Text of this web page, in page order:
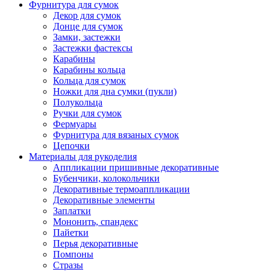
Фурнитура для сумок
Декор для сумок
Донце для сумок
Замки, застежки
Застежки фастексы
Карабины
Карабины кольца
Кольца для сумок
Ножки для дна сумки (пукли)
Полукольца
Ручки для сумок
Фермуары
Фурнитура для вязаных сумок
Цепочки
Материалы для рукоделия
Аппликации пришивные декоративные
Бубенчики, колокольчики
Декоративные термоаппликации
Декоративные элементы
Заплатки
Мононить, спандекс
Пайетки
Перья декоративные
Помпоны
Стразы